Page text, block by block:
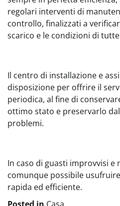
regolari interventi di
controllo, finalizzati a
scarico e le condizioni di
Il centro di installazione e
disposizione per offrire il
periodica, al fine di
ottimo stato e preservarlo
problemi.
In caso di guasti improvvisi e
comunque possibile
rapida ed efficiente.
Posted in Casa